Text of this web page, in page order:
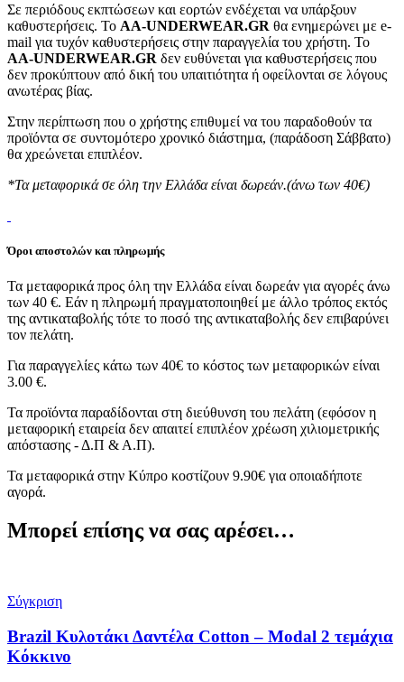
Σε περιόδους εκπτώσεων και εορτών ενδέχεται να υπάρξουν
καθυστερήσεις. Το AA-UNDERWEAR.GR θα ενημερώνει με e-
mail για τυχόν καθυστερήσεις στην παραγγελία του χρήστη. Το
AA-UNDERWEAR.GR δεν ευθύνεται για καθυστερήσεις που
δεν προκύπτουν από δική του υπαιτιότητα ή οφείλονται σε λόγους
ανωτέρας βίας.
Στην περίπτωση που ο χρήστης επιθυμεί να του παραδοθούν τα
προϊόντα σε συντομότερο χρονικό διάστημα, (παράδοση Σάββατο)
θα χρεώνεται επιπλέον.
*Τα μεταφορικά σε όλη την Ελλάδα είναι δωρεάν.(άνω των 40€)
Όροι αποστολών και πληρωμής
Τα μεταφορικά προς όλη την Ελλάδα είναι δωρεάν για αγορές άνω
των 40 €. Εάν η πληρωμή πραγματοποιηθεί με άλλο τρόπος εκτός
της αντικαταβολής τότε το ποσό της αντικαταβολής δεν επιβαρύνει
τον πελάτη.
Για παραγγελίες κάτω των 40€ το κόστος των μεταφορικών είναι
3.00 €.
Τα προϊόντα παραδίδονται στη διεύθυνση του πελάτη (εφόσον η
μεταφορική εταιρεία δεν απαιτεί επιπλέον χρέωση χιλιομετρικής
απόστασης - Δ.Π & Α.Π).
Τα μεταφορικά στην Κύπρο κοστίζουν 9.90€ για οποιαδήποτε
αγορά.
Μπορεί επίσης να σας αρέσει…
Σύγκριση
Brazil Κυλοτάκι Δαντέλα Cotton – Modal 2 τεμάχια
Κόκκινο